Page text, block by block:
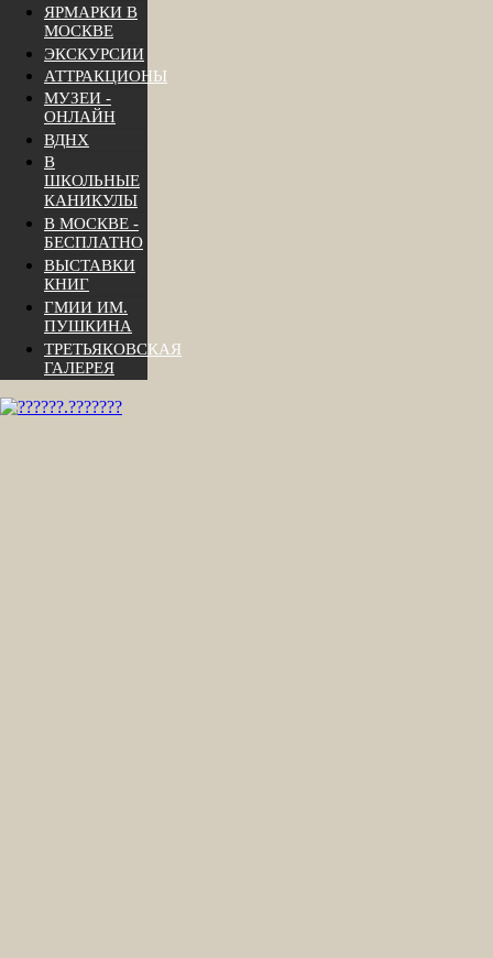
ЯРМАРКИ В
МОСКВЕ
ЭКСКУРСИИ
АТТРАКЦИОНЫ
МУЗЕИ -
ОНЛАЙН
ВДНХ
В
ШКОЛЬНЫЕ
КАНИКУЛЫ
В МОСКВЕ -
БЕСПЛАТНО
ВЫСТАВКИ
КНИГ
ГМИИ ИМ.
ПУШКИНА
ТРЕТЬЯКОВСКАЯ
ГАЛЕРЕЯ